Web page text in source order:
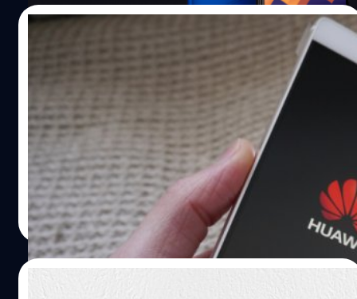
31/07/2017
Huawei ยังรั้งเบอร์ 1 เหนียวแน่นตลาดมือถือ
จีน, Apple ถูก Xiaomi เบียดหลุดท็อปโฟร์แล้ว
บริษัทวิจัยตลาดอุปกรณ์ฮาร์ดแวร์ Canalys ได้เปิดเผย
รายงานล่าสุดจากผลประกอบการตลาดสมาร์ทโฟนในประเทศ
จีนช่วงไตรมาส 2 ที่ผ่านมาปรากฏว่า Huawei ยังครองแชมป์
เบอร์ 1 ในแดนมังกร โดยปัจจัยสำคัญมาจากยอดขายสมาร์ท
โฟนรุ่นกลางอย่างตระกูล Honor ที่สเปกแรงใกล้เคียงรุ่น
พรีเมียมในราคาไม่แพง ซึ่งได้รับการตอบรับที่ดีและยอดสั่งซื้อ
จำนวนมหาศาล ขณะเดียวกันในไตรมาสนี้ตลาดสมาร์ทโฟน
จีนมียอดขายรวมที่ตกลง 3% อยู่ที่ 113 ล้านเครื่อง
ณัฐพันธ์ ส่งวิรุฬห์| 3295 days ago
Read More